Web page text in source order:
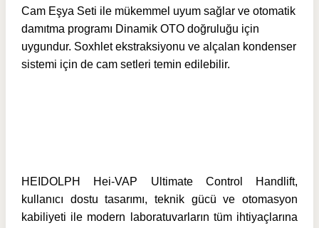
Cam Eşya Seti ile mükemmel uyum sağlar ve otomatik
damıtma programı Dinamik OTO doğruluğu için
uygundur. Soxhlet ekstraksiyonu ve alçalan kondenser
sistemi için de cam setleri temin edilebilir.
HEIDOLPH Hei-VAP Ultimate Control Handlift,
kullanıcı dostu tasarımı, teknik gücü ve otomasyon
kabiliyeti ile modern laboratuvarların tüm ihtiyaçlarına